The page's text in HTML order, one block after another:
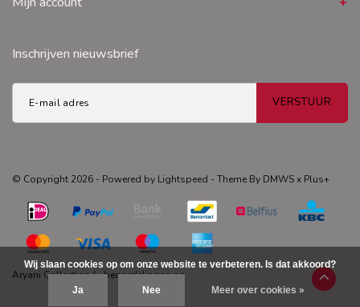
Inschrijven nieuwsbrief
VERSTUUR
© Copyright 2026 - Powered by Lightspeed - Theme By DMWSx Plus+
Aryani Collection/-beoordelingen op
Wij slaan cookies op om onze website te verbeteren. Is dat akkoord?
Ja Nee Meer over cookies »